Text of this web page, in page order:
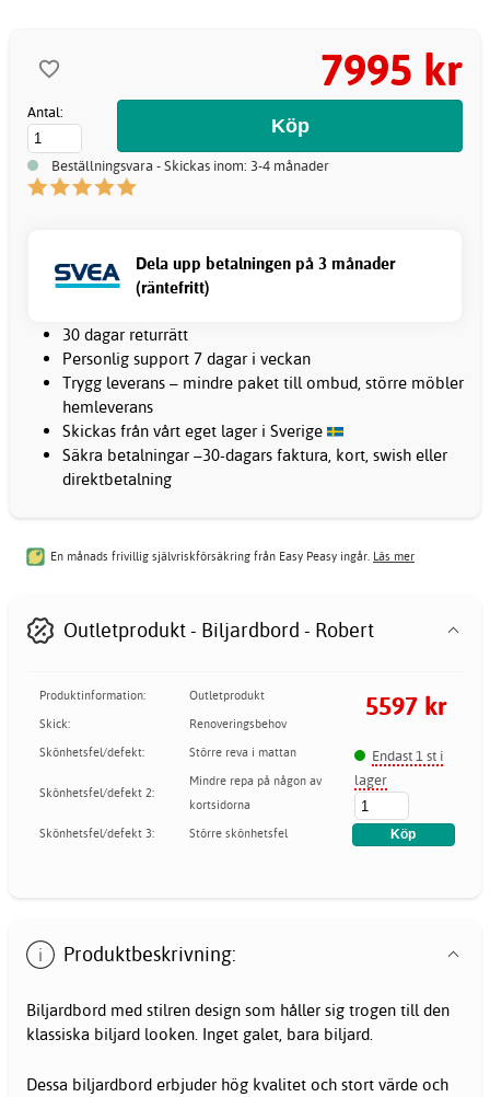
7995 kr
Antal:
Beställningsvara - Skickas inom: 3-4 månader
Dela upp betalningen på 3 månader
(räntefritt)
30 dagar returrätt
Personlig support 7 dagar i veckan
Trygg leverans – mindre paket till ombud, större möbler
hemleverans
Skickas från vårt eget lager i Sverige
Säkra betalningar –30-dagars faktura, kort, swish eller
direktbetalning
En månads frivillig självriskförsäkring från Easy Peasy ingår. Läs mer
Outletprodukt - Biljardbord - Robert
Produktinformation:
Outletprodukt
Skick:
Renoveringsbehov
Skönhetsfel/defekt:
Större reva i mattan
Skönhetsfel/defekt 2:
Mindre repa på någon av
kortsidorna
Skönhetsfel/defekt 3:
Större skönhetsfel
5597 kr
Endast 1 st i
lager
Produktbeskrivning:
Biljardbord med stilren design som håller sig trogen till den
klassiska biljard looken. Inget galet, bara biljard.
Dessa biljardbord erbjuder hög kvalitet och stort värde och